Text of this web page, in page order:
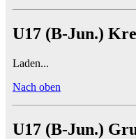
U17 (B-Jun.)
Laden...
Nach oben
U17 (B-Jun.)